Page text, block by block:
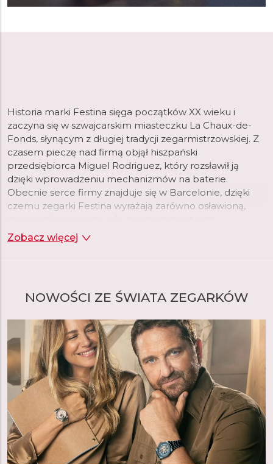
Historia marki Festina sięga początków XX wieku i
zaczyna się w szwajcarskim miasteczku La Chaux-de-
Fonds, słynącym z długiej tradycji zegarmistrzowskiej. Z
czasem pieczę nad firmą objął hiszpański
przedsiębiorca Miguel Rodriguez, który rozsławił ją
dzięki wprowadzeniu mechanizmów na baterie.
Obecnie serce firmy znajduje się w Barcelonie, dzięki
czemu zegarki Festina wyrażają zarówno osławioną,
nowoczesny styl Południa.
Zobacz więcej
NOWOŚCI ZE ŚWIATA ZEGARKÓW